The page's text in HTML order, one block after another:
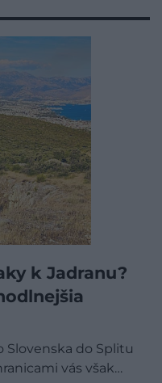
k Jadranu?
Slovenska do Splitu
vás však…